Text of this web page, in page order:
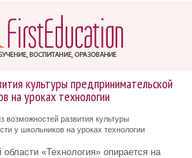
культуры предпринимательской
на уроках технологии
возможностей развития культуры
у школьников на уроках технологии
«Технология» опирается на